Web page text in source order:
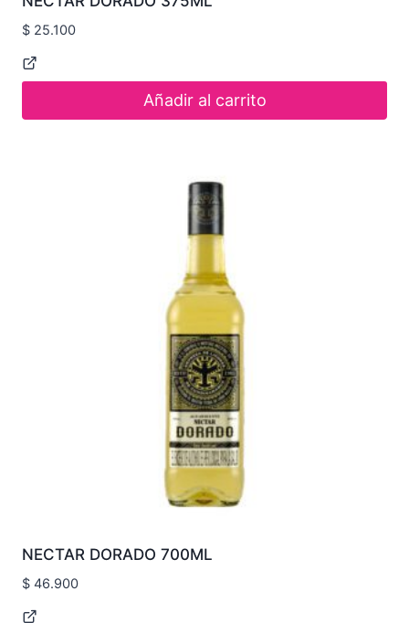
$ 25.100
Añadir al carrito
NECTAR DORADO 700ML
$ 46.900